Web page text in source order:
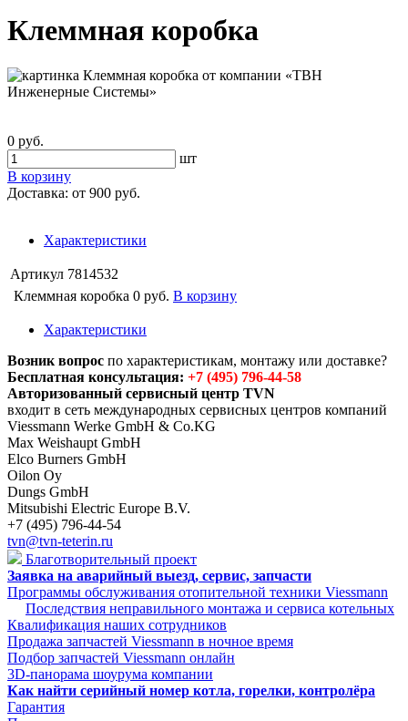
Клеммная коробка
0 руб.
шт
В корзину
Доставка: от 900 руб.
Характеристики
Артикул 7814532
Клеммная коробка 0 руб. В корзину
Характеристики
Возник вопрос по характеристикам, монтажу или доставке?
Бесплатная консультация: +7 (495) 796-44-58
Авторизованный сервисный центр TVN
входит в сеть международных сервисных центров компаний
Viessmann Werke GmbH & Co.KG
Max Weishaupt GmbH
Elco Burners GmbH
Oilon Oy
Dungs GmbH
Mitsubishi Electric Europe B.V.
+7 (495) 796-44-54
tvn@tvn-teterin.ru
Благотворительный проект
Заявка на аварийный выезд, сервис, запчасти
Программы обслуживания отопительной техники Viessmann
Последствия неправильного монтажа и сервиса котельных
Квалификация наших сотрудников
Продажа запчастей Viessmann в ночное время
Подбор запчастей Viessmann онлайн
3D-панорама шоурума компании
Как найти серийный номер котла, горелки, контролёра
Гарантия